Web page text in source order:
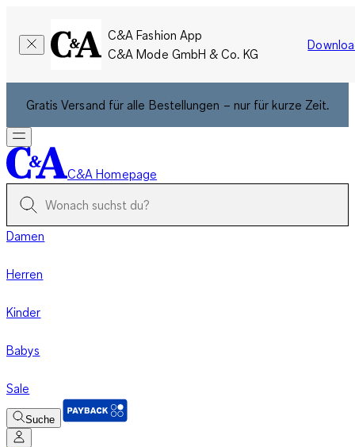
C&A Fashion App
C&A Mode GmbH & Co. KG
Gratis Versand für alle Bestellungen – nur für kurze Zeit.
C&A Homepage
Damen
Herren
Kinder
Babys
Sale
Suche